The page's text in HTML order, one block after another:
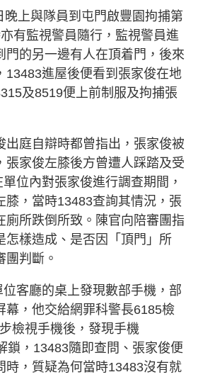
上與隊員到屯門啟豐園拘捕第
有監視警員隨行，監視警員進
門的另一邊有人在頂着門，後來
13483進屋後便看到張家俊在地
及8519便上前制服及拘捕張
出庭自辯時都曾指出，張家俊被
張家俊左膝後方曾遭人踩踏及受
位內對張家俊進行調查期間，
膝，當時13483查詢其情況，張
廁所跌倒所致。陳官向陪審團指
怎樣造成、是否因「頂門」所
團判斷。
客廳的桌上發現數部手機，部
幕，他交給網罪科警長6185檢
檢視手機後，發現手機
鎖，13483隨即查問、張家俊便
時，質疑為何當時13483沒有就